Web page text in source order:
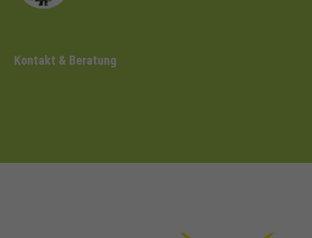
Kontakt & Beratung